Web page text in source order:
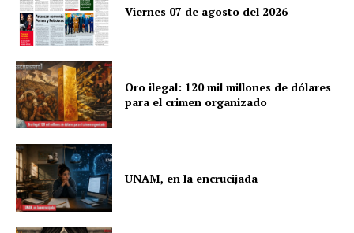
Viernes 07 de agosto del 2026
Oro ilegal: 120 mil millones de dólares
para el crimen organizado
UNAM, en la encrucijada